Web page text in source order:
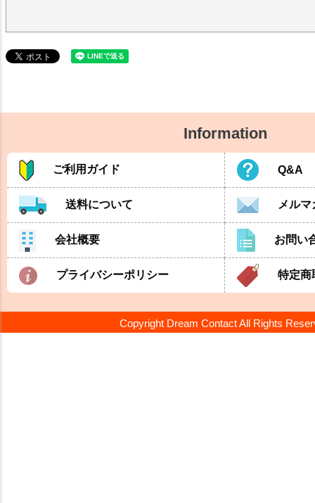
Information
ご利用ガイド Q&A
送料について メル
会社概要 お問い
プライバシーポリシー 特定商
Copyright Dream Contact All Rights